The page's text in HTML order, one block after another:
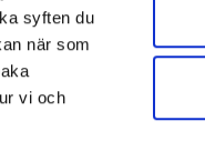
syften du
när som
vi och